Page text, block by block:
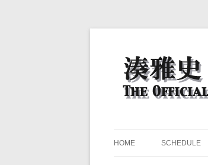
湊雅史オ
HOME SCHEDULE